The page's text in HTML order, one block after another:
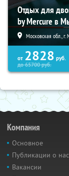
Отдых для
by Mercure в
Московская обл., г.
от 2828 руб.
до65700руб.
Компания
Основное
Публикации о нас
Вакансии